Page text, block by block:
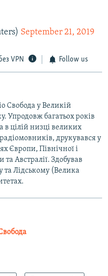
September 21, 2019
VPN Follow us
Свобода у Великій
Упродовж багатьох років
в цілій низці великих
друкувався у
Європи, Північної і
Австралії. Здобував
та Лідському (Велика